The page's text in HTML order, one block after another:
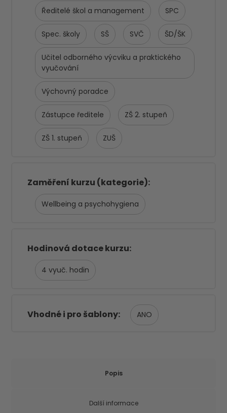
Ředitelé škol a management SPC
Spec. školy SŠ SVČ ŠD/ŠK
Učitel odborného výcviku a praktického
vyučování
Výchovný poradce
Zástupce ředitele ZŠ 2. stupeň
ZŠ 1. stupeň ZUŠ
Zaměření kurzu (kategorie)
Wellbeing a psychohygiena
Hodinová dotace kurzu
4
Vhodné i pro šablony ANO
Popis
Další informace